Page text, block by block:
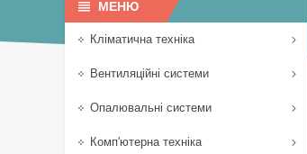
Кліматична техніка
Вентиляційні системи
Опалювальні системи
Комп'ютерна техніка